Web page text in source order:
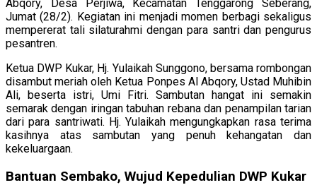
Abqory, Desa Perjiwa, Kecamatan Tenggarong Seberang,
Jumat (28/2). Kegiatan ini menjadi momen berbagi sekaligus
mempererat tali silaturahmi dengan para santri dan pengurus
pesantren.
Ketua DWP Kukar, Hj. Yulaikah Sunggono, bersama rombongan
disambut meriah oleh Ketua Ponpes Al Abqory, Ustad Muhibin
Ali, beserta istri, Umi Fitri. Sambutan hangat ini semakin
semarak dengan iringan tabuhan rebana dan penampilan tarian
dari para santriwati. Hj. Yulaikah mengungkapkan rasa terima
kasihnya atas sambutan yang penuh kehangatan dan
kekeluargaan.
Bantuan Sembako, Wujud Kepedulian DWP Kukar